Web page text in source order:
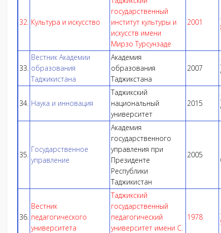
32. Культура и искусство
государственный
институт культуры и
искусств имени
Мирзо Турсунзаде
2001
33.
Вестник Академии
образования
Таджикистана
Академия
образования
Таджикстана
2007
34. Наука и инновация
Таджикский
национальный
университет
2015
35.
Государственное
управление
Академия
государственного
управления при
Президенте
Республики
Таджикистан
2005
36.
Вестник
педагогического
университета
Таджикский
государственный
педагогический
университет имени С.
1978